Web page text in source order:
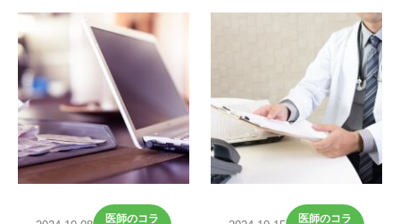
医師のコラ
医師のコラ